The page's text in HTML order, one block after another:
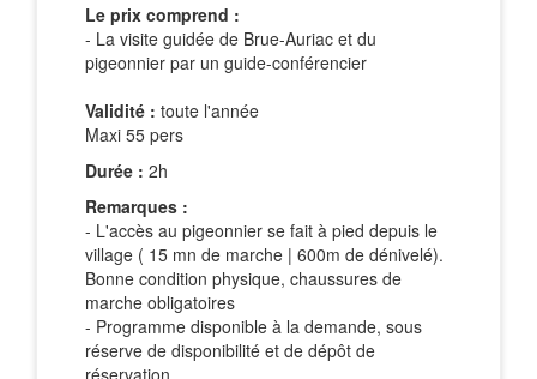
Le prix comprend :
- La visite guidée de Brue-Auriac et du
pigeonnier par un guide-conférencier
Validité : toute l'année
Maxi 55 pers
Durée : 2h
Remarques :
- L'accès au pigeonnier se fait à pied depuis le
village ( 15 mn de marche | 600m de dénivelé).
Bonne condition physique, chaussures de
marche obligatoires
- Programme disponible à la demande, sous
réserve de disponibilité et de dépôt de
réservation